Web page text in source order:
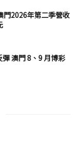
門2026年第二季營收
澳門 8、9 月博彩